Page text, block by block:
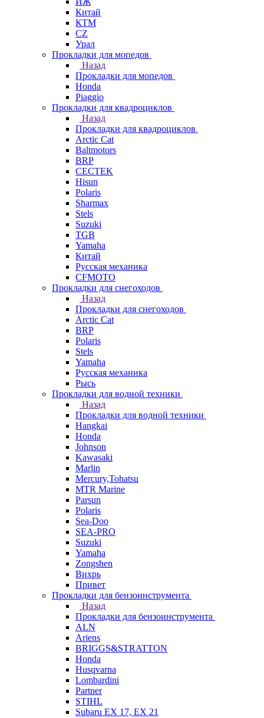
Китай
КТМ
СZ
Урал
Прокладки для мопедов
Назад
Прокладки для мопедов
Honda
Piaggio
Прокладки для квадроциклов
Назад
Прокладки для квадроциклов
Arctic Cat
Baltmotors
BRP
CECTEK
Hisun
Polaris
Sharmax
Stels
Suzuki
TGB
Yamaha
Китай
Русская механика
СFMOTO
Прокладки для снегоходов
Назад
Прокладки для снегоходов
Arctic Cat
BRP
Polaris
Stels
Yamaha
Русская механика
Рысь
Прокладки для водной техники
Назад
Прокладки для водной техники
Hangkai
Honda
Johnson
Kawasaki
Marlin
Mercury,Tohatsu
MTR Marine
Parsun
Polaris
Sea-Doo
SEA-PRO
Suzuki
Yamaha
Zongshen
Вихрь
Привет
Прокладки для бензоинструмента
Назад
Прокладки для бензоинструмента
ALN
Ariens
BRIGGS&STRATTON
Honda
Husqvarna
Lombardini
Partner
STIHL
Subaru EX 17, EX 21